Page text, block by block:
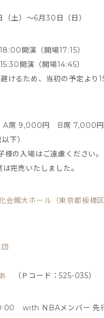
土）～6月30日（日）
開演（開場17:15）
開演（開場14:45）
けるため、当初の予定より
A席 9,000円 B席 7,000
下）
の入場はご遠慮ください。
完売いたしました。
会館大ホール（東京都板橋
（Ｐコード：525-035）
with NBAメンバー 先